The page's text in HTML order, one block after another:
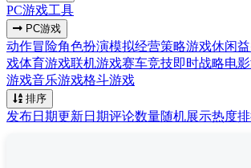
PC游戏工具
PC游戏
动作冒险角色扮演模拟经营策略游戏休闲
戏体育游戏联机游戏赛车竞技即时战略电
游戏音乐游戏格斗游戏
排序
发布日期更新日期评论数量随机展示热度